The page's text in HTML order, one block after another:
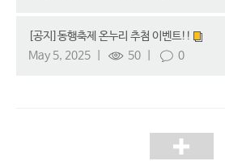
[공지]동행축제 온누리 추첨 이벤트!!
May 5, 2025
50 0